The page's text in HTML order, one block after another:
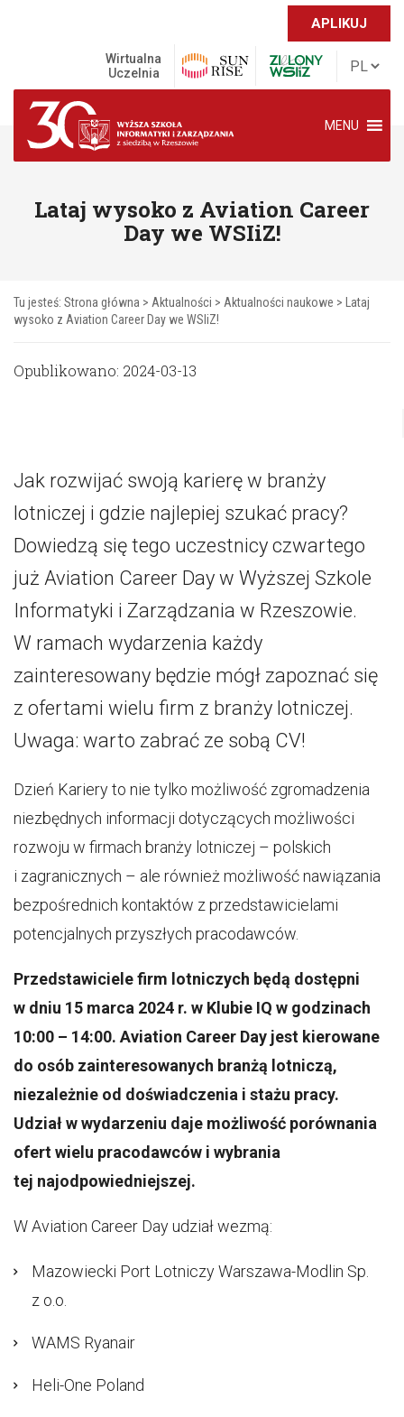
APLIKUJ
Wirtualna
Uczelnia
MENU
Lataj wysoko z Aviation Career
Day we WSIiZ!
Tu jesteś: Strona główna > Aktualności > Aktualności naukowe >
Lataj
wysoko z Aviation Career Day we WSIiZ!
Opublikowano: 2024-03-13
Jak rozwijać swoją karierę w branży
lotniczej i gdzie najlepiej szukać pracy?
Dowiedzą się tego uczestnicy czwartego
już Aviation Career Day w Wyższej Szkole
Informatyki i Zarządzania w Rzeszowie.
W ramach wydarzenia każdy
zainteresowany będzie mógł zapoznać się
z ofertami wielu firm z branży lotniczej.
Uwaga: warto zabrać ze sobą CV!
Dzień Kariery to nie tylko możliwość zgromadzenia
niezbędnych informacji dotyczących możliwości
rozwoju w firmach branży lotniczej – polskich
i zagranicznych – ale również możliwość nawiązania
bezpośrednich kontaktów z przedstawicielami
potencjalnych przyszłych pracodawców.
Przedstawiciele firm lotniczych będą dostępni
w dniu 15 marca 2024 r. w Klubie IQ w godzinach
10:00 – 14:00. Aviation Career Day jest kierowane
do osób zainteresowanych branżą lotniczą,
niezależnie od doświadczenia i stażu pracy.
Udział w wydarzeniu daje możliwość porównania
ofert wielu pracodawców i wybrania
tej najodpowiedniejszej.
W Aviation Career Day udział wezmą:
Mazowiecki Port Lotniczy Warszawa-Modlin Sp.
z o.o.
WAMS Ryanair
Heli-One Poland